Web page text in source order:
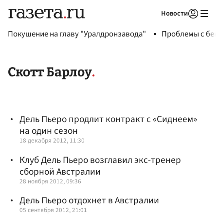
Новости
Покушение на главу "Уралдронзавода" Проблемы с
Скотт Барлоу
Дель Пьеро продлит контракт с «Сиднеем»
на один сезон
18 декабря 2012, 11:30
Клуб Дель Пьеро возглавил экс-тренер
сборной Австралии
28 ноября 2012, 09:36
Дель Пьеро отдохнет в Австралии
05 сентября 2012, 21:01